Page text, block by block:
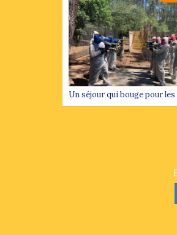
Un séjour qui bouge pour les